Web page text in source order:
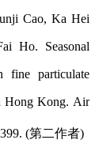
Cao, Ka Hei
Ho. Seasonal
fine particulate
Hong Kong. Air
(第二作者)